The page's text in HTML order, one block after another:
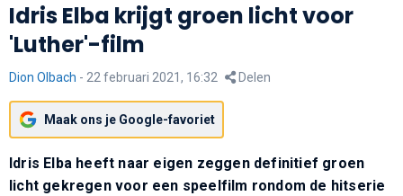
Idris Elba krijgt groen licht voor
'Luther'-film
Dion Olbach - 22 februari 2021, 16:32 Delen
Maak ons je Google-favoriet
Idris Elba heeft naar eigen zeggen definitief groen
licht gekregen voor een speelfilm rondom de hitserie